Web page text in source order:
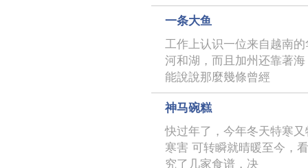
一条大鱼
工作上认识一位来自越南
河和湖，而且加州还靠著
能說說那麼幾條曾經
神马碗糕
快过年了，今年冬天特寒
寒害 可转瞬就晴暖至今，
究了几家食谱，决